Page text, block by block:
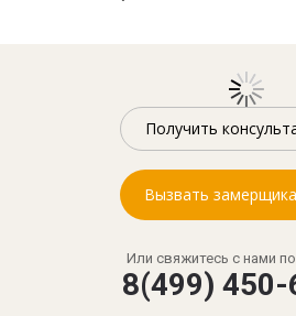
Получить
Вызвать замерщика
Или свяжитесь с нами
8(499)